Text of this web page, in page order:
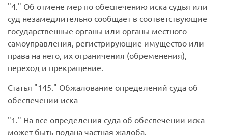
4.
Об отмене мер по обеспечению иска судья или
суд незамедлительно сообщает в соответствующие
государственные органы или органы местного
самоуправления, регистрирующие имущество или
права на него, их ограничения (обременения),
переход и прекращение.
Статья
145.
Обжалование определений суда об
обеспечении иска
1.
На все определения суда об обеспечении иска
может быть подана частная жалоба.